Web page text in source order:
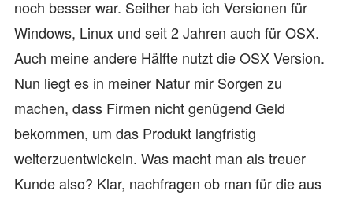
noch besser war. Seither hab ich Versionen für
Windows, Linux und seit 2 Jahren auch für OSX.
Auch meine andere Hälfte nutzt die OSX Version.
Nun liegt es in meiner Natur mir Sorgen zu
machen, dass Firmen nicht genügend Geld
bekommen, um das Produkt langfristig
weiterzuentwickeln. Was macht man als treuer
Kunde also? Klar, nachfragen ob man für die aus